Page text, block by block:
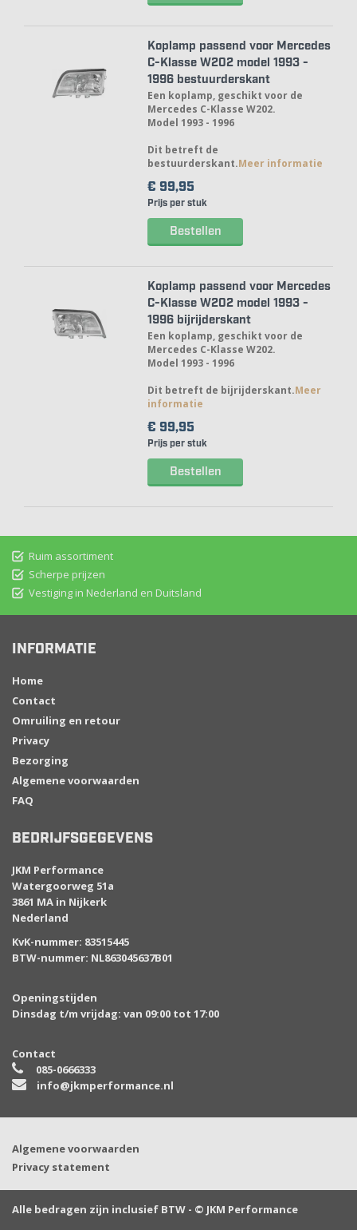
Koplamp passend voor Mercedes
C-Klasse W202 model 1993 -
1996 bestuurderskant
Een koplamp, geschikt voor de
Mercedes C-Klasse W202.
Model 1993 - 1996
Dit betreft de
bestuurderskant.Meer informatie
€ 99,95
Prijs per stuk
Bestellen
Koplamp passend voor Mercedes
C-Klasse W202 model 1993 -
1996 bijrijderskant
Een koplamp, geschikt voor de
Mercedes C-Klasse W202.
Model 1993 - 1996
Dit betreft de bijrijderskant.Meer
informatie
€ 99,95
Prijs per stuk
Bestellen
Ruim assortiment
Scherpe prijzen
Vestiging in Nederland en Duitsland
INFORMATIE
Home
Contact
Omruiling en retour
Privacy
Bezorging
Algemene voorwaarden
FAQ
BEDRIJFSGEGEVENS
JKM Performance
Watergoorweg 51a
3861 MA in Nijkerk
Nederland
KvK-nummer: 83515445
BTW-nummer: NL863045637B01
Openingstijden
Dinsdag t/m vrijdag: van 09:00 tot 17:00
Contact
085-0666333
info@jkmperformance.nl
Algemene voorwaarden
Privacy statement
Alle bedragen zijn inclusief BTW - © JKM Performance